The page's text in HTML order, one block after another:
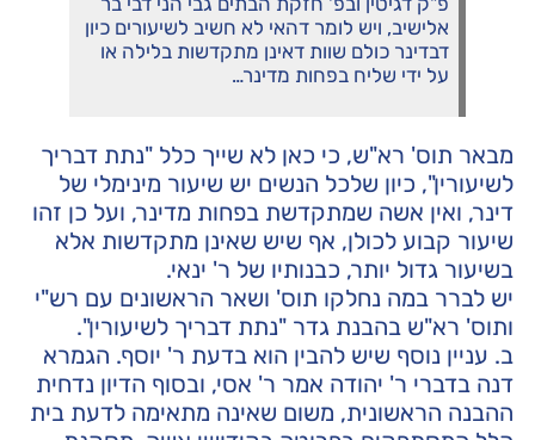
אלישיב, ויש לומר דהאי לא חשיב לשיעורים כיון
דבדינר כולם שוות דאינן מתקדשות בלילה או
על ידי שליח בפחות מדינר…
מבאר תוס' רא"ש, כי כאן לא שייך כלל "נתת דבריך
לשיעורין", כיון שלכל הנשים יש שיעור מינימלי של
דינר, ואין אשה שמתקדשת בפחות מדינר, ועל כן זהו
שיעור קבוע לכולן, אף שיש שאינן מתקדשות אלא
בשיעור גדול יותר, כבנותיו של ר' ינאי.
יש לברר במה נחלקו תוס' ושאר הראשונים עם רש"י
ותוס' רא"ש בהבנת גדר "נתת דבריך לשיעורין".
ב. עניין נוסף שיש להבין הוא בדעת ר' יוסף. הגמרא
דנה בדברי ר' יהודה אמר ר' אסי, ובסוף הדיון נדחית
ההבנה הראשונית, משום שאינה מתאימה לדעת בית